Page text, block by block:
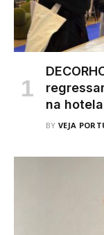
na
BY VEJA